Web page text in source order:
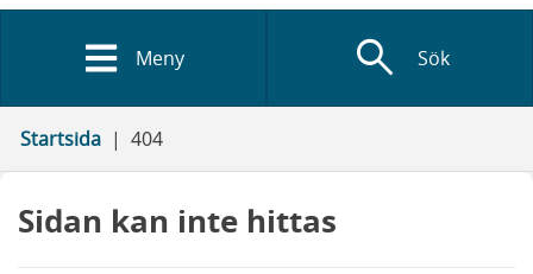
Meny search Sök
Startsida 404
Sidan kan inte hittas